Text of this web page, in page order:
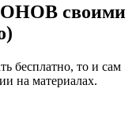
своими
бесплатно, то и сам
на материалах.